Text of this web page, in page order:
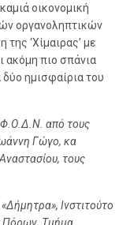
οικονομική
οργανοληπτικών
‘Χίμαιρας’ με
ακόμη πιο σπάνια
ημισφαίρια του
από τους
Γώγο, κα
τους
Ινστιτούτο
Πόρων, Τμήμα